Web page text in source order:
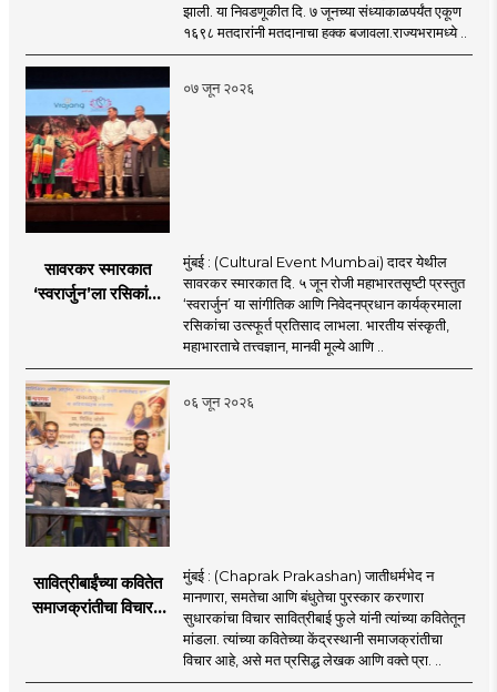
अटीतटीच्या लढतीत
महामंडळाची निवडणूक
संपन्न
झाली. या निवडणूकीत दि. ७ जूनच्या संध्याकाळपर्यंत एकूण
१६९८ मतदारांनी मतदानाचा हक्क बजावला.राज्यभरामध्ये ..
०७ जून २०२६
सावरकर स्मारकात
‘स्वरार्जुन’ला रसिकांची
मुंबई : (Cultural Event Mumbai) दादर येथील
सावरकर स्मारकात दि. ५ जून रोजी महाभारतसृष्टी प्रस्तुत
‘स्वरार्जुन’ या सांगीतिक आणि निवेदनप्रधान कार्यक्रमाला
रसिकांचा उत्स्फूर्त प्रतिसाद लाभला. भारतीय संस्कृती,
महाभारताचे तत्त्वज्ञान, मानवी मूल्ये आणि ..
०६ जून २०२६
सावित्रीबाईंच्या कवितेत
समाजक्रांतीचा विचार :
सावित्रीबाई फुले यांच्या
मुंबई : (Chaprak Prakashan) जातीधर्मभेद न
मानणारा, समतेचा आणि बंधुतेचा पुरस्कार करणारा
सुधारकांचा विचार सावित्रीबाई फुले यांनी त्यांच्या कवितेतून
मांडला. त्यांच्या कवितेच्या केंद्रस्थानी समाजक्रांतीचा
विचार आहे, असे मत प्रसिद्ध लेखक आणि वक्ते प्रा. ..